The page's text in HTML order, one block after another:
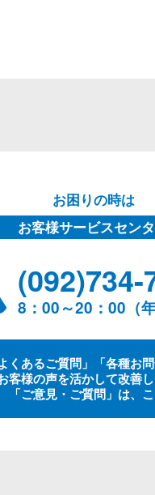
お困りの時は
お客様サービスセン
(092)734-
8：00～20：00（年
よくあるご質問」「各種お問
お客様の声を活かして改善し
「ご意見・ご質問」は、